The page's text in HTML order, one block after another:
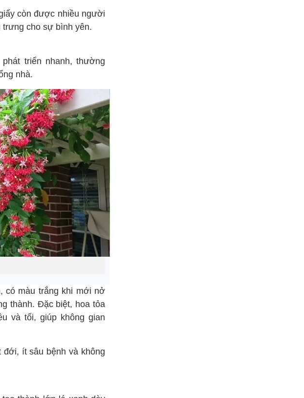
còn được nhiều người
cho sự bình yên.
triển nhanh, thường
nhà.
có màu trắng khi mới nở
thành. Đặc biệt, hoa tỏa
và tối, giúp không gian
ít sâu bệnh và không